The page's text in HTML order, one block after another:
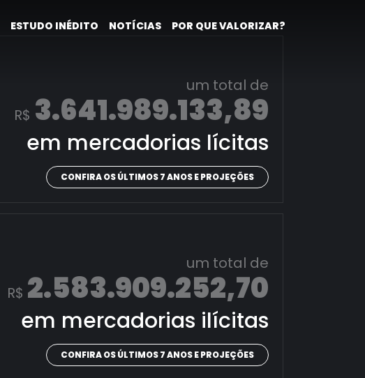
ESTUDO INÉDITO NOTÍCIAS POR QUE VALORIZAR?
um total de
R$ 3.641.989.133,89
em mercadorias lícitas
CONFIRA OS ÚLTIMOS 7 ANOS E PROJEÇÕES
um total de
R$ 2.583.909.252,70
em mercadorias ilícitas
CONFIRA OS ÚLTIMOS 7 ANOS E PROJEÇÕES